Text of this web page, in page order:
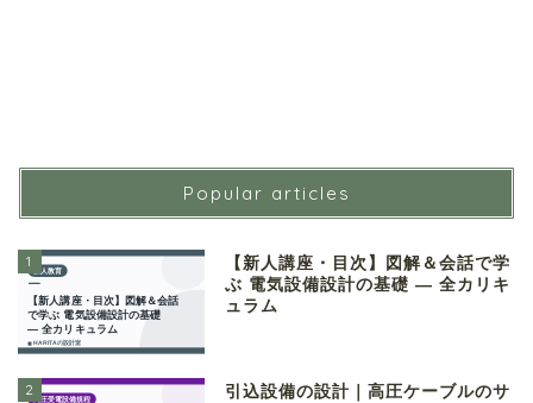
Popular articles
1
【新人講座・目次】図解＆会話で学
ぶ 電気設備設計の基礎 ― 全カリキ
ュラム
2
引込設備の設計｜高圧ケーブルのサ